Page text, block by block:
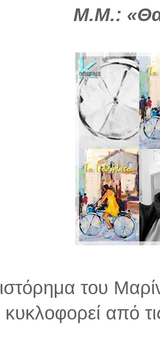
Μ.Μ.:
του
κυκλοφορεί από